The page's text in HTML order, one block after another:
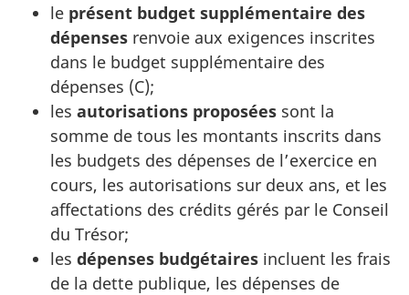
le présent budget supplémentaire des
dépenses renvoie aux exigences inscrites
dans le budget supplémentaire des
dépenses (C);
les autorisations proposées sont la
somme de tous les montants inscrits dans
les budgets des dépenses de l’exercice en
cours, les autorisations sur deux ans, et les
affectations des crédits gérés par le Conseil
du Trésor;
les dépenses budgétaires incluent les frais
de la dette publique, les dépenses de